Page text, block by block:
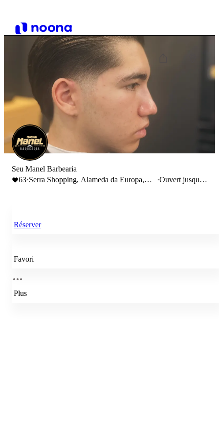
Seu Manel Barbearia
63·Serra Shopping, Alameda da Europa,
·Ouvert jusqu'à
Réserver
Favori
Plus